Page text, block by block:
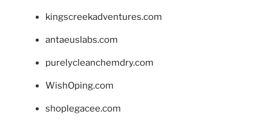
kingscreekadventures.com
antaeuslabs.com
purelycleanchemdry.com
WishOping.com
shoplegacee.com